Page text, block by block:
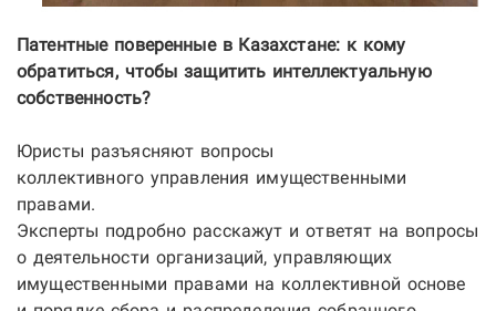
Патентные поверенные в Казахстане: к кому
обратиться, чтобы защитить интеллектуальную
собственность?
Юристы разъясняют вопросы
коллективного управления имущественными
правами.
Эксперты подробно расскажут и ответят на вопросы
о деятельности организаций, управляющих
имущественными правами на коллективной основе